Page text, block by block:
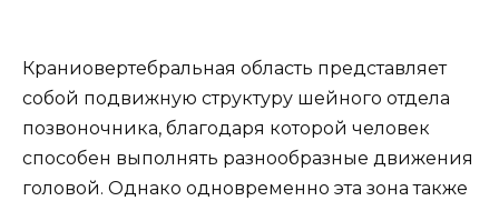
Краниовертебральная область представляет
собой подвижную структуру шейного отдела
позвоночника, благодаря которой человек
способен выполнять разнообразные движения
головой. Однако одновременно эта зона также